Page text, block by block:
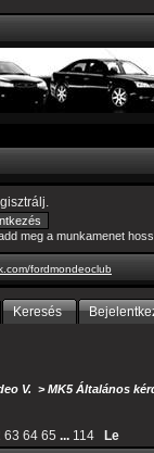
meg a munkamenet
fordmondeoclub
Keresés
V. >MK5 Általános
63 64 65 ... 114
Le